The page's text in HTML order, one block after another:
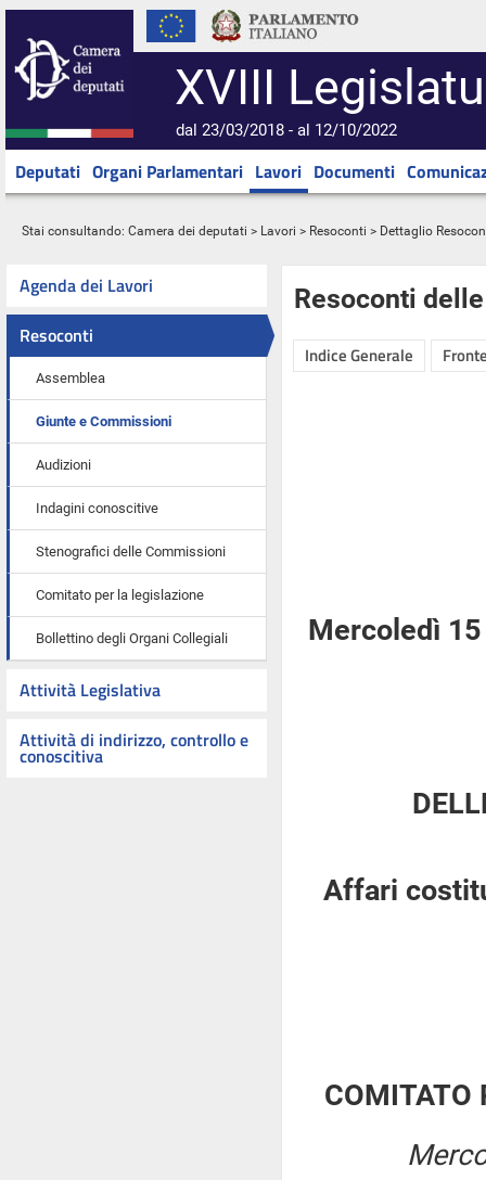
XVIII
dal 23/03/2018 - al 12/10/2022
Deputati Organi Parlamentari Lavori Documenti
Stai consultando: Camera dei deputati > Lavori > Resoconti > Dettaglio
Agenda dei Lavori
Resoconti
Assemblea
Giunte e Commissioni
Audizioni
Indagini conoscitive
Stenografici delle Commissioni
Comitato per la legislazione
Bollettino degli Organi Collegiali
Attività Legislativa
Attività di indirizzo, controllo e
conoscitiva
Resoconti
Indice Generale
Mercoledì
Affari
COMITATO